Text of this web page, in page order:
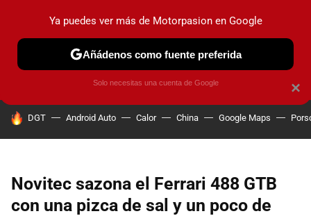
PRUEBAS COCHES ELÉCTRICOS OBSERVATORIO
HOY SE HABLA DE
DGT Android Auto Calor China Google Maps
Novitec sazona el Ferrari 488 GTB
con una pizca de sal y un poco de
×
Ya puedes ver más de Motorpasion en Google
Añádenos como fuente preferida
Solo necesitas una cuenta de Google